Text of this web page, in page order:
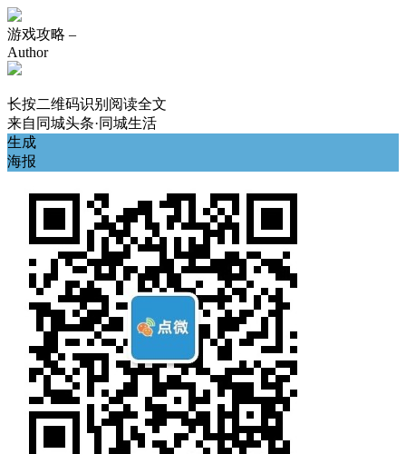
游戏攻略 –
Author
长按二维码识别阅读全文
来自 同城头条·同城生活
生成
海报